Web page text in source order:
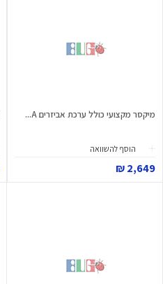
מיקסר מקצועי כולל ערכת אביזרים A...
הוסף להשוואה
2,649 ₪